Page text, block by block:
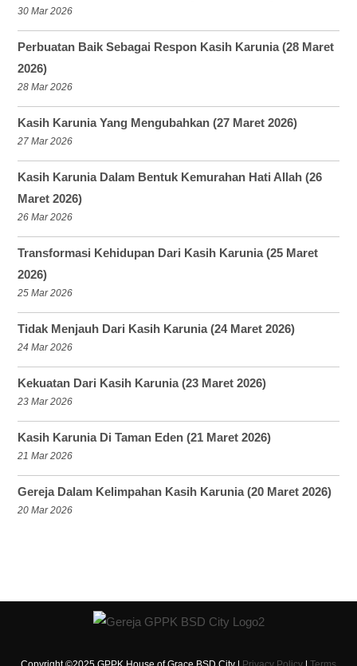
30 Mar 2026
Perbuatan Baik Sebagai Respon Kasih Karunia (28 Maret
2026)
28 Mar 2026
Kasih Karunia Yang Mengubahkan (27 Maret 2026)
27 Mar 2026
Kasih Karunia Dalam Bentuk Kemurahan Hati Allah (26
Maret 2026)
26 Mar 2026
Transformasi Kehidupan Dari Kasih Karunia (25 Maret
2026)
25 Mar 2026
Tidak Menjauh Dari Kasih Karunia (24 Maret 2026)
24 Mar 2026
Kekuatan Dari Kasih Karunia (23 Maret 2026)
23 Mar 2026
Kasih Karunia Di Taman Eden (21 Maret 2026)
21 Mar 2026
Gereja Dalam Kelimpahan Kasih Karunia (20 Maret 2026)
20 Mar 2026